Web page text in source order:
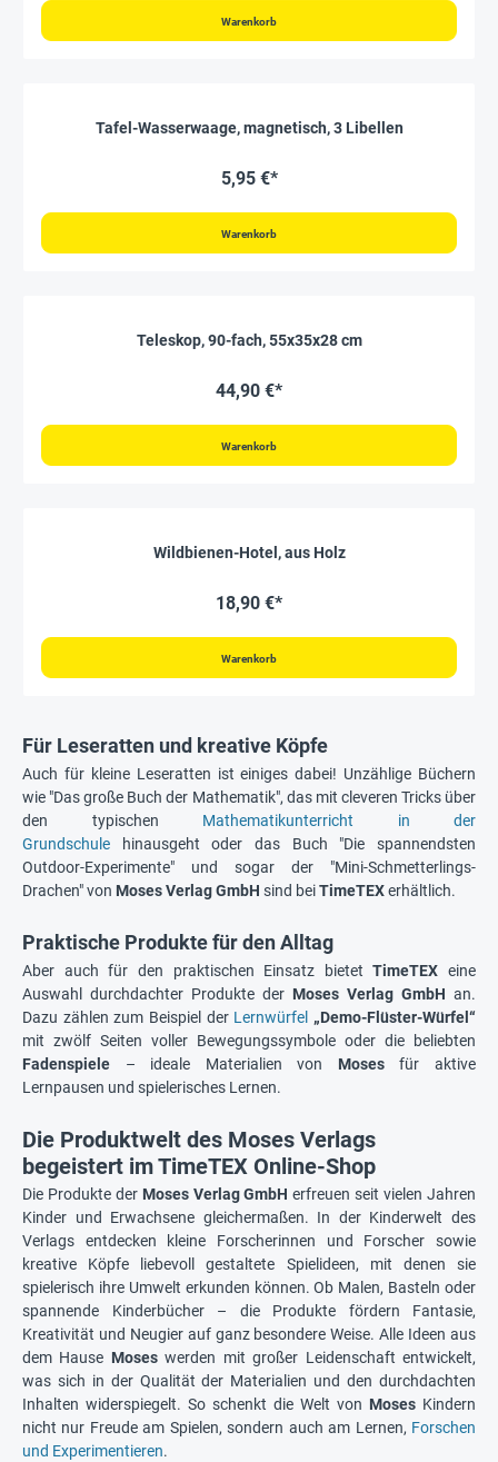
Warenkorb
Tafel-Wasserwaage, magnetisch, 3 Libellen
5,95 €*
Warenkorb
Teleskop, 90-fach, 55x35x28 cm
44,90 €*
Warenkorb
Wildbienen-Hotel, aus Holz
18,90 €*
Warenkorb
Für Leseratten und kreative Köpfe
Auch für kleine Leseratten ist einiges dabei! Unzählige Büchern
wie "Das große Buch der Mathematik", das mit cleveren Tricks über
den typischen Mathematikunterricht in der
Grundschule hinausgeht oder das Buch "Die spannendsten
Outdoor-Experimente" und sogar der "Mini-Schmetterlings-
Drachen" von Moses VerlagGmbH sind beiTimeTEXerhältlich.
Praktische Produkte für den Alltag
Aber auch für den praktischen Einsatz bietetTimeTEX eine
Auswahl durchdachter Produkte der Moses Verlag GmbH an.
Dazu zählen zum Beispiel der Lernwürfel „Demo-Flüster-Würfel“
mit zwölf Seiten voller Bewegungssymbole oder die beliebten
Fadenspiele – ideale Materialien von Mosesfür aktive
Lernpausen und spielerisches Lernen.
Die Produktwelt des Moses Verlags
begeistert im TimeTEX Online-Shop
Die Produkte der Moses Verlag GmbH erfreuen seit vielen Jahren
Kinder und Erwachsene gleichermaßen. In der Kinderwelt des
Verlags entdecken kleine Forscherinnen und Forscher sowie
kreative Köpfe liebevoll gestaltete Spielideen, mit denen sie
spielerisch ihre Umwelt erkunden können. Ob Malen, Basteln oder
spannende Kinderbücher – die Produkte fördern Fantasie,
Kreativität und Neugier auf ganz besondere Weise. Alle Ideen aus
dem Hause Moseswerden mit großer Leidenschaft entwickelt,
was sich in der Qualität der Materialien und den durchdachten
Inhalten widerspiegelt. So schenkt die Welt von Moses Kindern
nicht nur Freude am Spielen, sondern auch am Lernen, Forschen
und Experimentieren.